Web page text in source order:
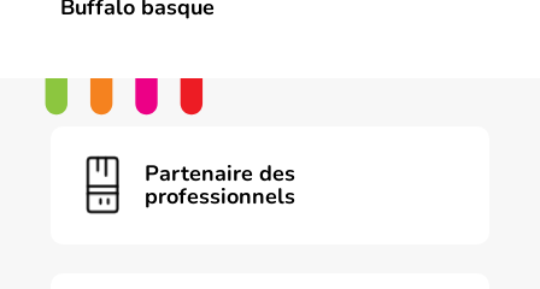
Buffalo basque
Partenaire des
professionnels